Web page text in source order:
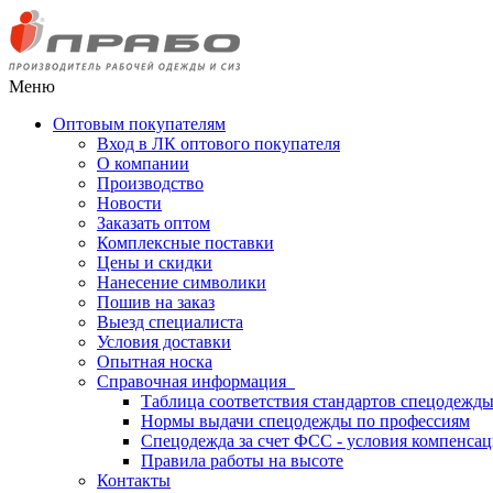
Меню
Оптовым покупателям
Вход в ЛК оптового покупателя
О компании
Производство
Новости
Заказать оптом
Комплексные поставки
Цены и скидки
Нанесение символики
Пошив на заказ
Выезд специалиста
Условия доставки
Опытная носка
Справочная информация
Таблица соответствия стандартов спецодежды
Нормы выдачи спецодежды по профессиям
Спецодежда за счет ФСС - условия
Правила работы на высоте
Контакты